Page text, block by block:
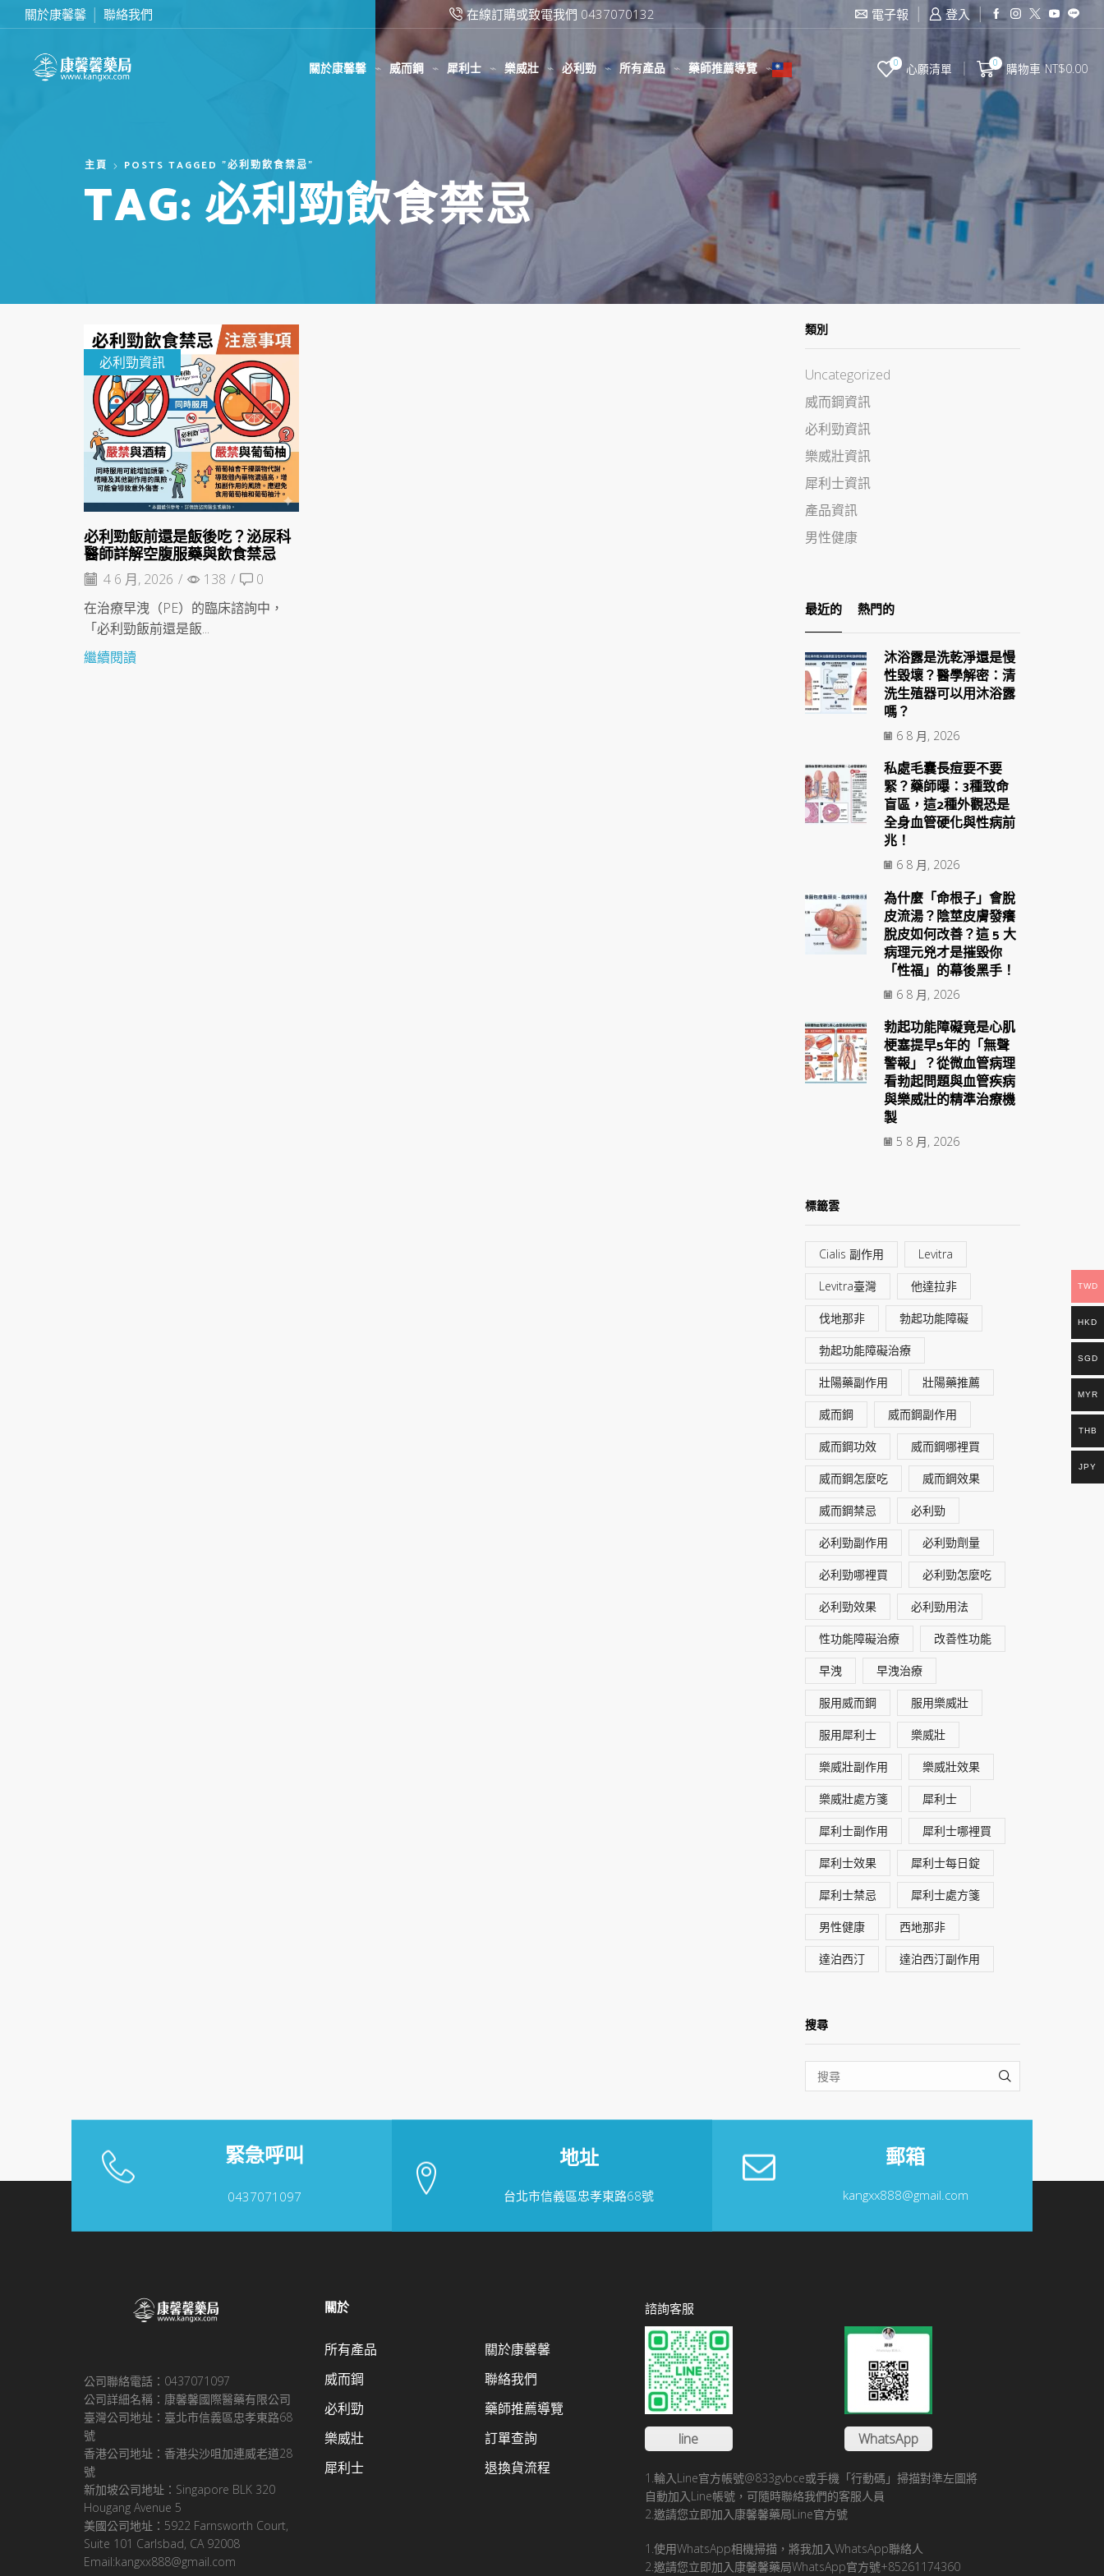
關於康馨馨 聯絡我們 在線訂購或致電我們 0437070132 滿2000台幣免運費
電子報 登入
關於康馨馨 威而鋼 犀利士 樂威壯 必利勁 所有產品 藥師推薦導覽 0 心願清單 0 購物車 NT$0.00
主頁 POSTS TAGGED "必利勁飲食禁忌"
TAG: 必利勁飲食禁忌
必利勁資訊
必利勁飯前還是飯後吃？泌尿科
醫師詳解空腹服藥與飲食禁忌
4 6 月, 2026 / 138 /
0
在治療早洩（PE）的臨床諮詢中，
「必利勁飯前還是飯...
繼續閱讀
類別
Uncategorized
威而鋼資訊
必利勁資訊
樂威壯資訊
犀利士資訊
產品資訊
男性健康
最近的 熱門的
沐浴露是洗乾淨還是慢
性毀壞？醫學解密：清
洗生殖器可以用沐浴露
嗎？
6 8 月, 2026
私處毛囊長痘要不要
緊？藥師曝：3種致命
盲區，這2種外觀恐是
全身血管硬化與性病前
兆！
6 8 月, 2026
為什麼「命根子」會脫
皮流湯？陰莖皮膚發癢
脫皮如何改善？這 5 大
病理元兇才是摧毀你
「性福」的幕後黑手！
6 8 月, 2026
勃起功能障礙竟是心肌
梗塞提早5年的「無聲
警報」？從微血管病理
看勃起問題與血管疾病
與樂威壯的精準治療機
製
5 8 月, 2026
標籤雲
Cialis 副作用 Levitra
Levitra臺灣 他達拉非
伐地那非 勃起功能障礙
勃起功能障礙治療
壯陽藥副作用 壯陽藥推薦
威而鋼 威而鋼副作用
威而鋼功效 威而鋼哪裡買
威而鋼怎麼吃 威而鋼效果
威而鋼禁忌 必利勁
必利勁副作用 必利勁劑量
必利勁哪裡買 必利勁怎麼吃
必利勁效果 必利勁用法
性功能障礙治療 改善性功能
早洩 早洩治療
服用威而鋼 服用樂威壯
服用犀利士 樂威壯
樂威壯副作用 樂威壯效果
樂威壯處方箋 犀利士
犀利士副作用 犀利士哪裡買
犀利士效果 犀利士每日錠
犀利士禁忌 犀利士處方箋
男性健康 西地那非
達泊西汀 達泊西汀副作用
搜尋
SEARCH
緊急呼叫
0437071097
地址
台北市信義區忠孝東路68號
郵箱
kangxx888@gmail.com
公司聯絡電話：0437071097
公司詳細名稱：康馨馨國際醫藥有限公司
臺灣公司地址：臺北市信義區忠孝東路68
號
香港公司地址：香港尖沙咀加連威老道28
號
新加坡公司地址：Singapore BLK 320
Hougang Avenue 5
美國公司地址：5922 Farnsworth Court,
Suite 101 Carlsbad, CA 92008
Email:kangxx888@gmail.com
關於
所有產品
威而鋼
必利勁
樂威壯
犀利士
關於康馨馨
聯絡我們
藥師推薦導覽
訂單查詢
退換貨流程
諮詢客服
line WhatsApp
1.輪入Line官方帳號@833gvbce或手機「行動碼」掃描對準左圖將
自動加入Line帳號，可隨時聯絡我們的客服人員
2.邀請您立即加入康馨馨藥局Line官方號
1.使用WhatsApp相機掃描，將我加入WhatsApp聯絡人
2.邀請您立即加入康馨馨藥局WhatsApp官方號+85261174360
TWD
HKD
SGD
MYR
THB
JPY